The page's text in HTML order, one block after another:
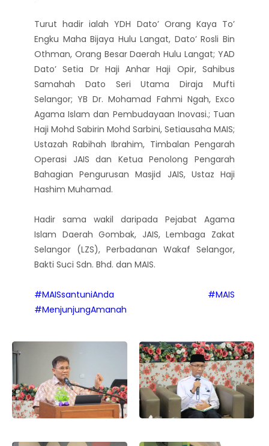
Turut hadir ialah YDH Dato’ Orang Kaya To’
Engku Maha Bijaya Hulu Langat, Dato’ Rosli Bin
Othman, Orang Besar Daerah Hulu Langat; YAD
Dato’ Setia Dr Haji Anhar Haji Opir, Sahibus
Samahah Dato Seri Utama Diraja Mufti
Selangor; YB Dr. Mohamad Fahmi Ngah, Exco
Agama Islam dan Pembudayaan Inovasi.; Tuan
Haji Mohd Sabirin Mohd Sarbini, Setiausaha MAIS;
Ustazah Rabihah Ibrahim, Timbalan Pengarah
Operasi JAIS dan Ketua Penolong Pengarah
Bahagian Pengurusan Masjid JAIS, Ustaz Haji
Hashim Muhamad.
Hadir sama wakil daripada Pejabat Agama
Islam Daerah Gombak, JAIS, Lembaga Zakat
Selangor (LZS), Perbadanan Wakaf Selangor,
Bakti Suci Sdn. Bhd. dan MAIS.
#MAISsantuniAnda
#MAIS
#MenjunjungAmanah